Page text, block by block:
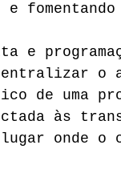
e
e
de uma
às
onde o